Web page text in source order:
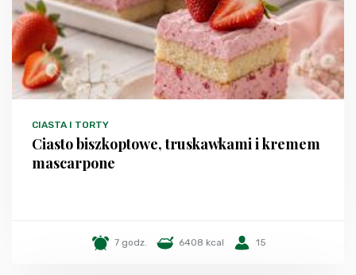
CIASTA I TORTY
Ciasto biszkoptowe, truskawkami i kremem
mascarpone
7 godz. 6408 kcal 15